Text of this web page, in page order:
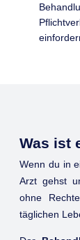
Was ist
Wenn du in
Arzt gehst
ohne
täglichen